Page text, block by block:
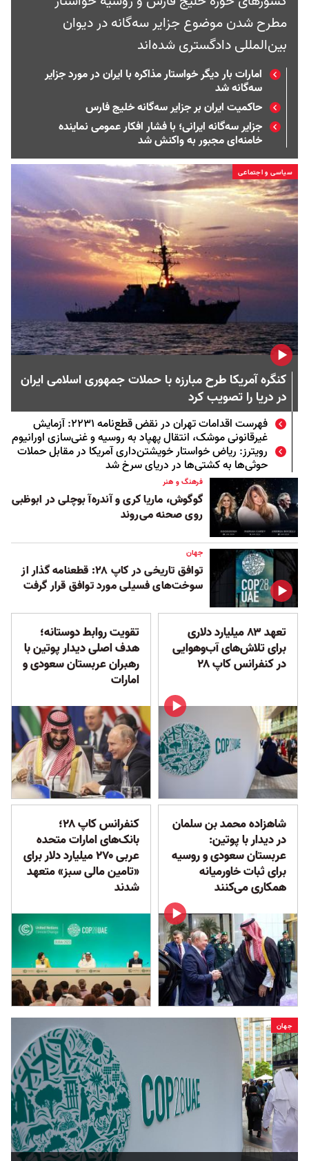
مطرح شدن موضوع جزایر سه‌گانه در دیوان
بین‌المللی دادگستری شده‌اند
امارات بار دیگر خواستار مذاکره با ایران در مورد جزایر
سه‌گانه شد
حاکمیت ایران بر جزایر سه‌گانه خلیج فارس
جزایر سه‌گانه ایرانی؛ با فشار افکار عمومی نماینده
خامنه‌ای مجبور به واکنش شد
سیاسی و اجتماعی
کنگره آمریکا طرح مبارزه با حملات جمهوری اسلامی ایران
در دریا را تصویب کرد
فهرست اقدامات تهران در نقض قطع‌نامه ۲۲۳۱: آزمایش
غیرقانونی موشک، انتقال پهپاد به روسیه و غنی‌سازی اورانیوم
رویترز: ریاض خواستار خویشتن‌داری آمریکا در مقابل حملات
حوثی‌ها به کشتی‌ها در دریای سرخ شد
فرهنگ و هنر
گوگوش، ماریا کری و آندره‌آ بوچلی در ابوظبی
روی صحنه می‌روند
جهان
توافق تاریخی در کاپ ۲۸: قطعنامه گذار از
سوخت‌های فسيلی مورد توافق قرار گرفت
تعهد ۸۳ میلیارد دلاری
برای تلاش‌های آب‌و‌هوایی
در کنفرانس کاپ ۲۸
تقویت روابط دوستانه؛
هدف اصلی دیدار پوتین با
رهبران عربستان سعودی و
امارات
شاهزاده محمد بن سلمان
در دیدار با پوتین:
عربستان سعودی و روسیه
برای ثبات خاورمیانه
همکاری می‌کنند
کنفرانس کاپ ۲۸؛
بانک‌های امارات متحده
عربی ۲۷۰ میلیارد دلار برای
«تامین مالی سبز» متعهد
شدند
جهان